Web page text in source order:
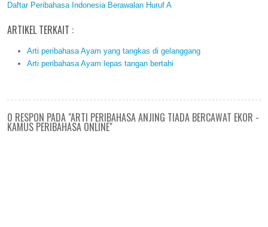
Daftar Peribahasa Indonesia Berawalan Huruf A
ARTIKEL TERKAIT :
Arti peribahasa Ayam yang tangkas di gelanggang
Arti peribahasa Ayam lepas tangan bertahi
0 RESPON PADA "ARTI PERIBAHASA ANJING TIADA BERCAWAT EKOR -
KAMUS PERIBAHASA ONLINE"